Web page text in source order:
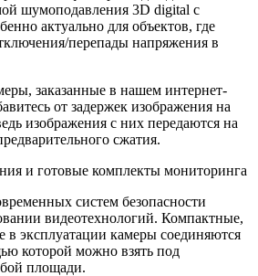
шумоподавления 3D digital с
актуально для объектов, где
перепады напряжения в
заказанные в нашем интернет-
от задержек изображения на
изображения с них передаются на
сжатия.
и готовые комплекты мониторинга
систем безопасности
видеотехнологий. Компактные,
в эксплуатации камеры соединяются
которой можно взять под
площади.